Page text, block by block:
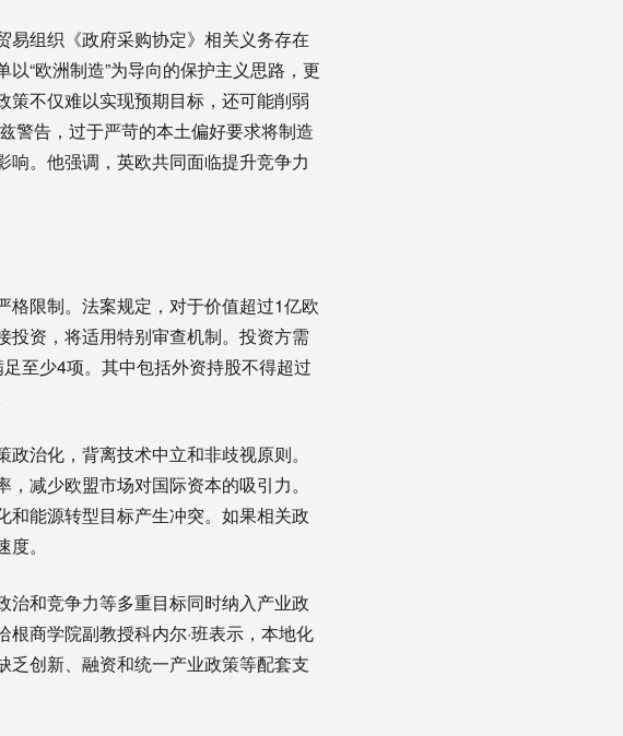
组织《政府采购协定》相关义务存在
“欧洲制造”为导向的保护主义思路，更
策不仅难以实现预期目标，还可能削弱
警告，过于严苛的本土偏好要求将制造
。他强调，英欧共同面临提升竞争力
限制。法案规定，对于价值超过1亿欧
投资，将适用特别审查机制。投资方需
至少4项。其中包括外资持股不得超过
治化，背离技术中立和非歧视原则。
减少欧盟市场对国际资本的吸引力。
和能源转型目标产生冲突。如果相关政
。
和竞争力等多重目标同时纳入产业政
商学院副教授科内尔·班表示，本地化
创新、融资和统一产业政策等配套支